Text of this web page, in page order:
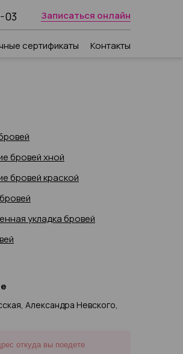
03 Записаться онлайн
сертификаты Контакты
бровей хной
бровей краской
укладка бровей
Александра Невского,